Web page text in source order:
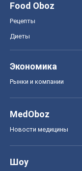
Food Oboz
Рецепты
Диеты
Экономика
Рынки и компании
MedOboz
Новости медицины
Шоу